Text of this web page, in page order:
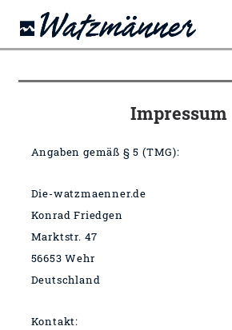
Impressum
Angaben gemäß § 5 (TMG):
Die-watzmaenner.de
Konrad Friedgen
Marktstr. 47
56653 Wehr
Deutschland
Kontakt: